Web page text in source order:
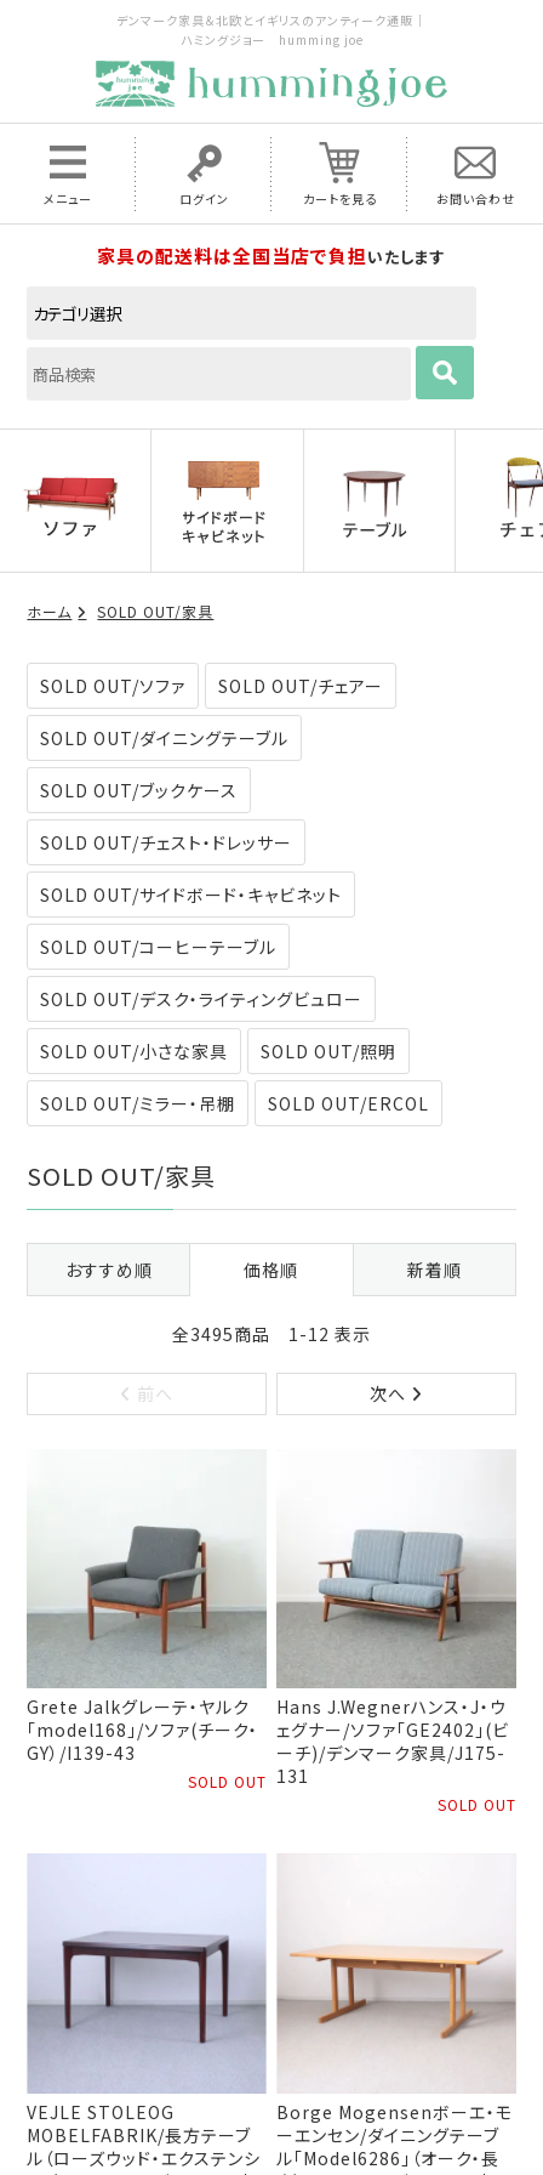
デンマーク家具＆北欧とイギリスのアンティーク通販｜
ハミングジョー humming joe
メニュー ログイン カートを見る お問い合わせ
家具の配送料は全国当店で負担いたします
ホーム SOLD OUT/家具
SOLD OUT/ソファ SOLD OUT/チェアー
SOLD OUT/ダイニングテーブル
SOLD OUT/ブックケース
SOLD OUT/チェスト・ドレッサー
SOLD OUT/サイドボード・キャビネット
SOLD OUT/コーヒーテーブル
SOLD OUT/デスク・ライティングビュロー
SOLD OUT/小さな家具 SOLD OUT/照明
SOLD OUT/ミラー・吊棚 SOLD OUT/ERCOL
SOLD OUT/家具
おすすめ順 価格順 新着順
全3495商品 1-12 表示
前へ 次へ
Grete Jalkグレーテ・ヤルク
「model168」/ソファ(チーク・
GY）/I139-43
SOLD OUT
Hans J.Wegnerハンス・J・ウ
ェグナー/ソファ「GE2402」(ビ
ーチ)/デンマーク家具/J175-
131
SOLD OUT
VEJLE STOLEOG
MOBELFABRIK/長方テーブ
ル（ローズウッド・エクステンシ
Borge Mogensenボーエ・モ
ーエンセン/ダイニングテーブ
ル「Model6286」（オーク・長